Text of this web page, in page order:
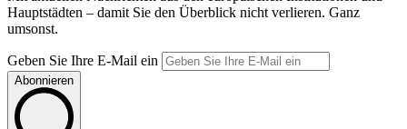
Hauptstädten – damit Sie den Überblick nicht verlieren. Ganz
umsonst.
Geben Sie Ihre E-Mail ein
Abonnieren